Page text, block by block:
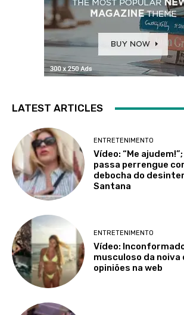
LATEST ARTICLES
ENTRETENIMENTO
Vídeo: “Me
passa perrengue
debocha do
Santana
ENTRETENIMENTO
Vídeo:
musculoso da noiva
opiniões na web